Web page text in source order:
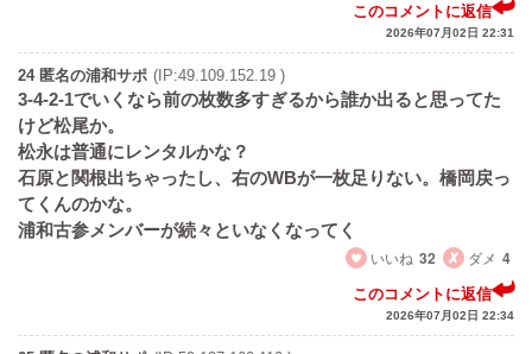
このコメントに返信
2026年07月02日 22:31
24 匿名の浦和サポ (IP:49.109.152.19 )
3-4-2-1でいくなら前の枚数多すぎるから誰か出ると思ってた
けど松尾か。
松永は普通にレンタルかな？
石原と関根出ちゃったし、右のWBが一枚足りない。橋岡戻っ
てくんのかな。
浦和古参メンバーが続々といなくなってく
いいね 32 ダメ 4
このコメントに返信
2026年07月02日 22:34